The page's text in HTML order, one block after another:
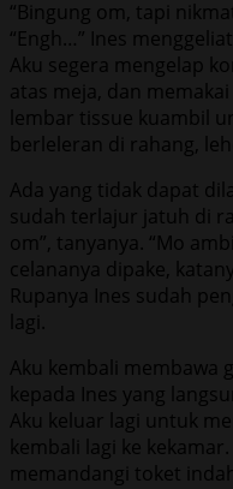
“Bingung om, tapi
“Engh…” Ines
Aku segera mengelap
atas meja, dan
lembar tissue kuambil
berleleran di rahang,
Ada yang tidak dapat
sudah terlajur jatuh di
om”, tanyanya. “Mo
celananya dipake,
Rupanya Ines sudah
lagi.
Aku kembali membawa
kepada Ines yang
Aku keluar lagi untuk
kembali lagi ke
memandangi toket